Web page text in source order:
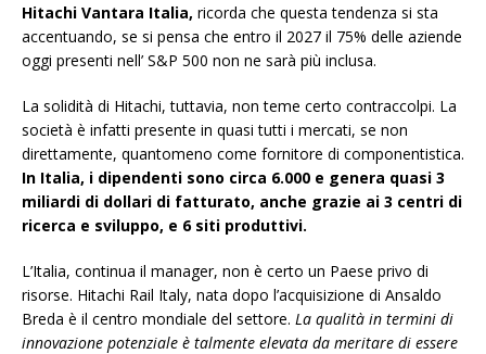
Hitachi Vantara Italia, ricorda che questa tendenza si sta
accentuando, se si pensa che entro il 2027 il 75% delle aziende
oggi presenti nell’ S&P 500 non ne sarà più inclusa.
La solidità di Hitachi, tuttavia, non teme certo contraccolpi. La
società è infatti presente in quasi tutti i mercati, se non
direttamente, quantomeno come fornitore di componentistica.
In Italia, i dipendenti sono circa 6.000 e genera quasi 3
miliardi di dollari di fatturato, anche grazie ai 3 centri di
ricerca e sviluppo, e 6 siti produttivi.
L’Italia, continua il manager, non è certo un Paese privo di
risorse. Hitachi Rail Italy, nata dopo l’acquisizione di Ansaldo
Breda è il centro mondiale del settore. La qualità in termini di
innovazione potenziale è talmente elevata da meritare di essere